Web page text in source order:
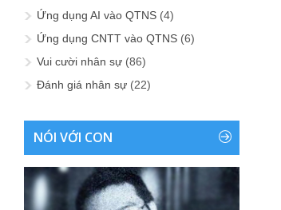
Ứng dụng AI vào QTNS (4)
Ứng dụng CNTT vào QTNS (6)
Vui cười nhân sự (86)
Đánh giá nhân sự (22)
NÓI VỚI CON